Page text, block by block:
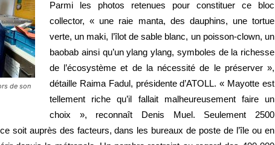
de son
Parmi les photos retenues pour constituer ce bloc
collector, « une raie manta, des dauphins, une tortue
verte, un maki, l’îlot de sable blanc, un poisson-clown, un
baobab ainsi qu’un ylang ylang, symboles de la richesse
de l’écosystème et de la nécessité de le préserver »,
détaille Raima Fadul, présidente d’ATOLL. « Mayotte est
tellement riche qu’il fallait malheureusement faire un
choix », reconnaît Denis Muel. Seulement 2500
soit auprès des facteurs, dans les bureaux de poste de l’île ou en